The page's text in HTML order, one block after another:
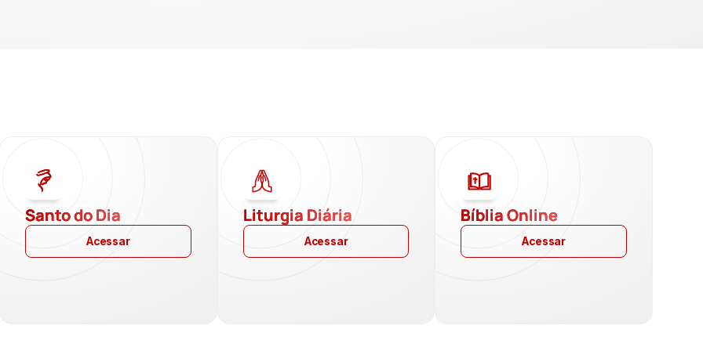
Santo do Dia
Acessar
Liturgia Diária
Acessar
Bíblia Online
Acessar